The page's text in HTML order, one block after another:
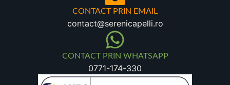
CONTACT PRIN EMAIL
contact@serenicapelli.ro
CONTACT PRIN WHATSAPP
0771-174-330